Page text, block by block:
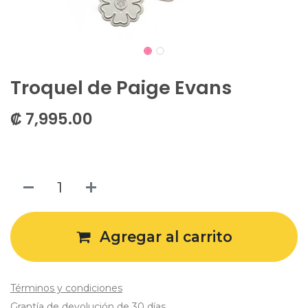
Troquel de Paige Evans
₡ 7,995.00
Agregar al carrito
Términos y condiciones